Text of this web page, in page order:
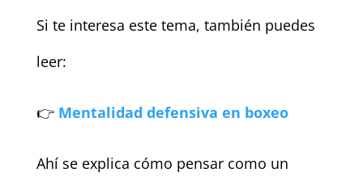
Si te interesa este tema, también puedes
leer:
👉 Mentalidad defensiva en boxeo
Ahí se explica cómo pensar como un